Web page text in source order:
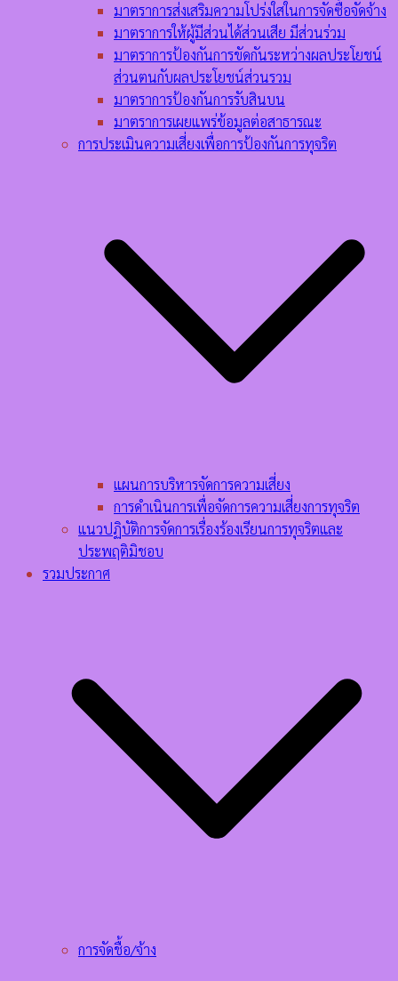
มาตราการส่งเสริมความโปร่งใสในการจัดซื้อจัดจ้าง
มาตราการให้ผู้มีส่วนได้ส่วนเสีย มีส่วนร่วม
มาตราการป้องกันการขัดกันระหว่างผลประโยชน์
ส่วนตนกับผลประโยชน์ส่วนรวม
มาตราการป้องกันการรับสินบน
มาตราการเผยแพร่ข้อมูลต่อสาธารณะ
การประเมินความเสี่ยงเพื่อการป้องกันการทุจริต
แผนการบริหารจัดการความเสี่ยง
การดำเนินการเพื่อจัดการความเสี่ยงการทุจริต
แนวปฏิบัติการจัดการเรื่องร้องเรียนการทุจริตและ
ประพฤติมิชอบ
รวมประกาศ
การจัดชื้อ/จ้าง